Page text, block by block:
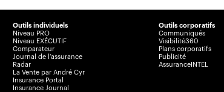
Outils individuels
Niveau PRO
Niveau EXÉCUTIF
Comparateur
Journal de l’assurance
Radar
La Vente par André Cyr
Insurance Portal
Insurance Journal
Outils corporatifs
Communiqués
Visibilité360
Plans corporatifs
Publicité
AssuranceINTEL